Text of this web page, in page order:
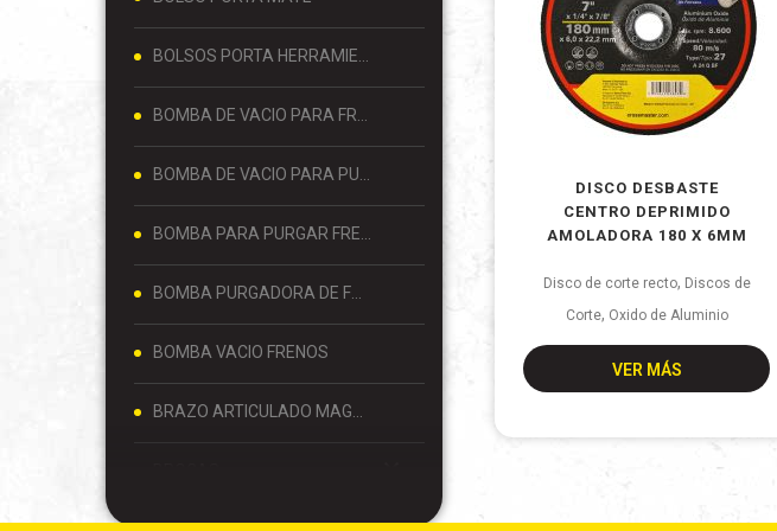
BOMBA VACIO FRENOS
DISCO DESBASTE
CENTRO DEPRIMIDO
AMOLADORA 180 X 6MM
Disco de corte recto, Discos de
Corte, Oxido de Aluminio
VER MÁS